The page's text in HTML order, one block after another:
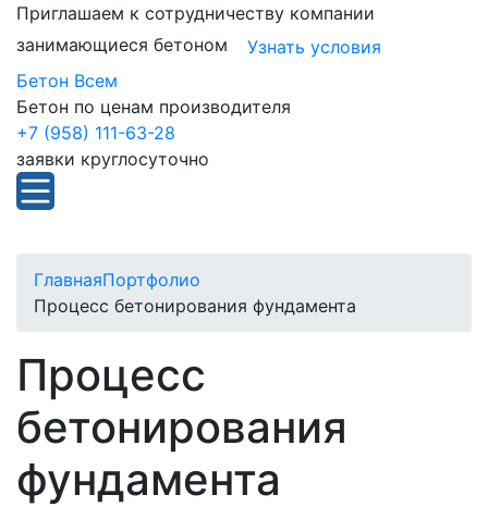
Приглашаем к сотрудничеству компании
занимающиеся бетоном
Узнать условия
Бетон Всем
Бетон по ценам производителя
+7 (958) 111-63-28
заявки круглосуточно
ГлавнаяПортфолио
Процесс бетонирования фундамента
Процесс
бетонирования
фундамента